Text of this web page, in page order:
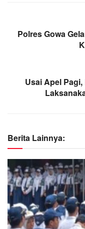
Polres Gowa
Usai Apel
Berita Lainnya: